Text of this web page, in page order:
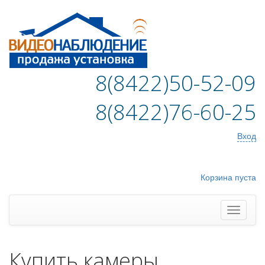
8(8422)50-52-09
8(8422)76-60-25
Вход
Корзина пуста